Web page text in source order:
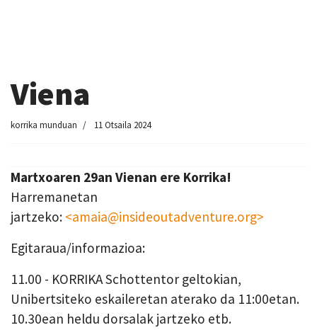
Viena
korrika munduan 11 Otsaila 2024
Martxoaren 29an Vienan ere Korrika!
Harremanetan
jartzeko: <amaia@insideoutadventure.org>
Egitaraua/informazioa:
11.00 - KORRIKA Schottentor geltokian,
Unibertsiteko eskaileretan aterako da 11:00etan.
10.30ean heldu dorsalak jartzeko etb.